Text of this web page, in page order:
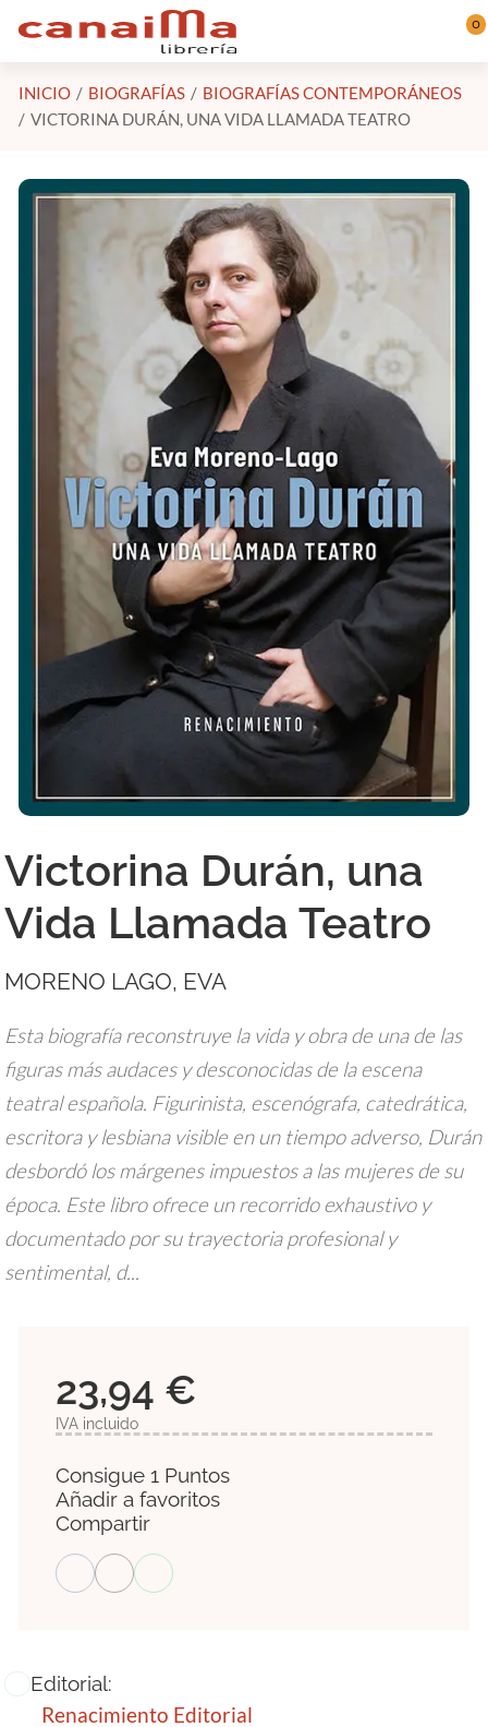
Saltar al contenido principal 0
INICIO BIOGRAFÍAS
BIOGRAFÍAS CONTEMPORÁNEOS
VICTORINA DURÁN, UNA VIDA LLAMADA TEATRO
Victorina Durán, una
Vida Llamada Teatro
MORENO LAGO, EVA
Esta biografía reconstruye la vida y obra de una de las
figuras más audaces y desconocidas de la escena
teatral española. Figurinista, escenógrafa, catedrática,
escritora y lesbiana visible en un tiempo adverso, Durán
desbordó los márgenes impuestos a las mujeres de su
época. Este libro ofrece un recorrido exhaustivo y
documentado por su trayectoria profesional y
sentimental, d...
Editorial:
Renacimiento Editorial
23,94 €
IVA incluido
Consigue 1 Puntos
Añadir a favoritos
Compartir